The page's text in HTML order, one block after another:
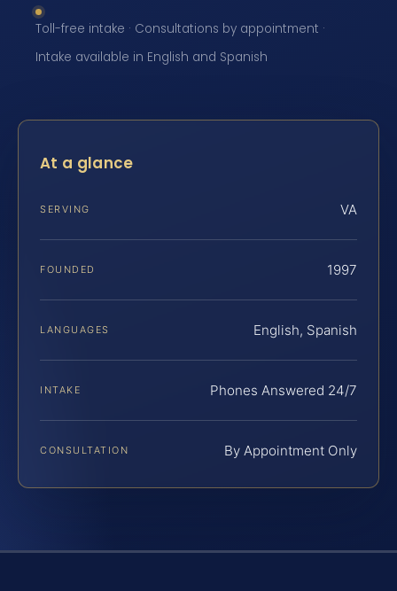
Toll-free intake · Consultations by appointment ·
Intake available in English and Spanish
At a glance
SERVING VA
FOUNDED 1997
LANGUAGES English, Spanish
INTAKE Phones Answered 24/7
CONSULTATION By Appointment Only